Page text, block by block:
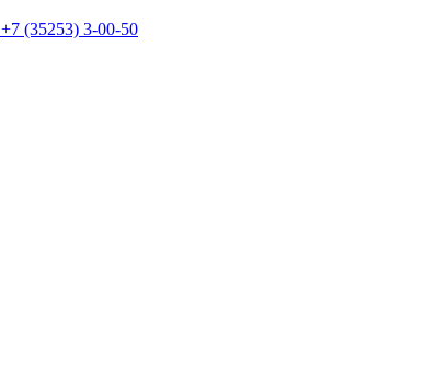
+7 (35253) 3-00-50